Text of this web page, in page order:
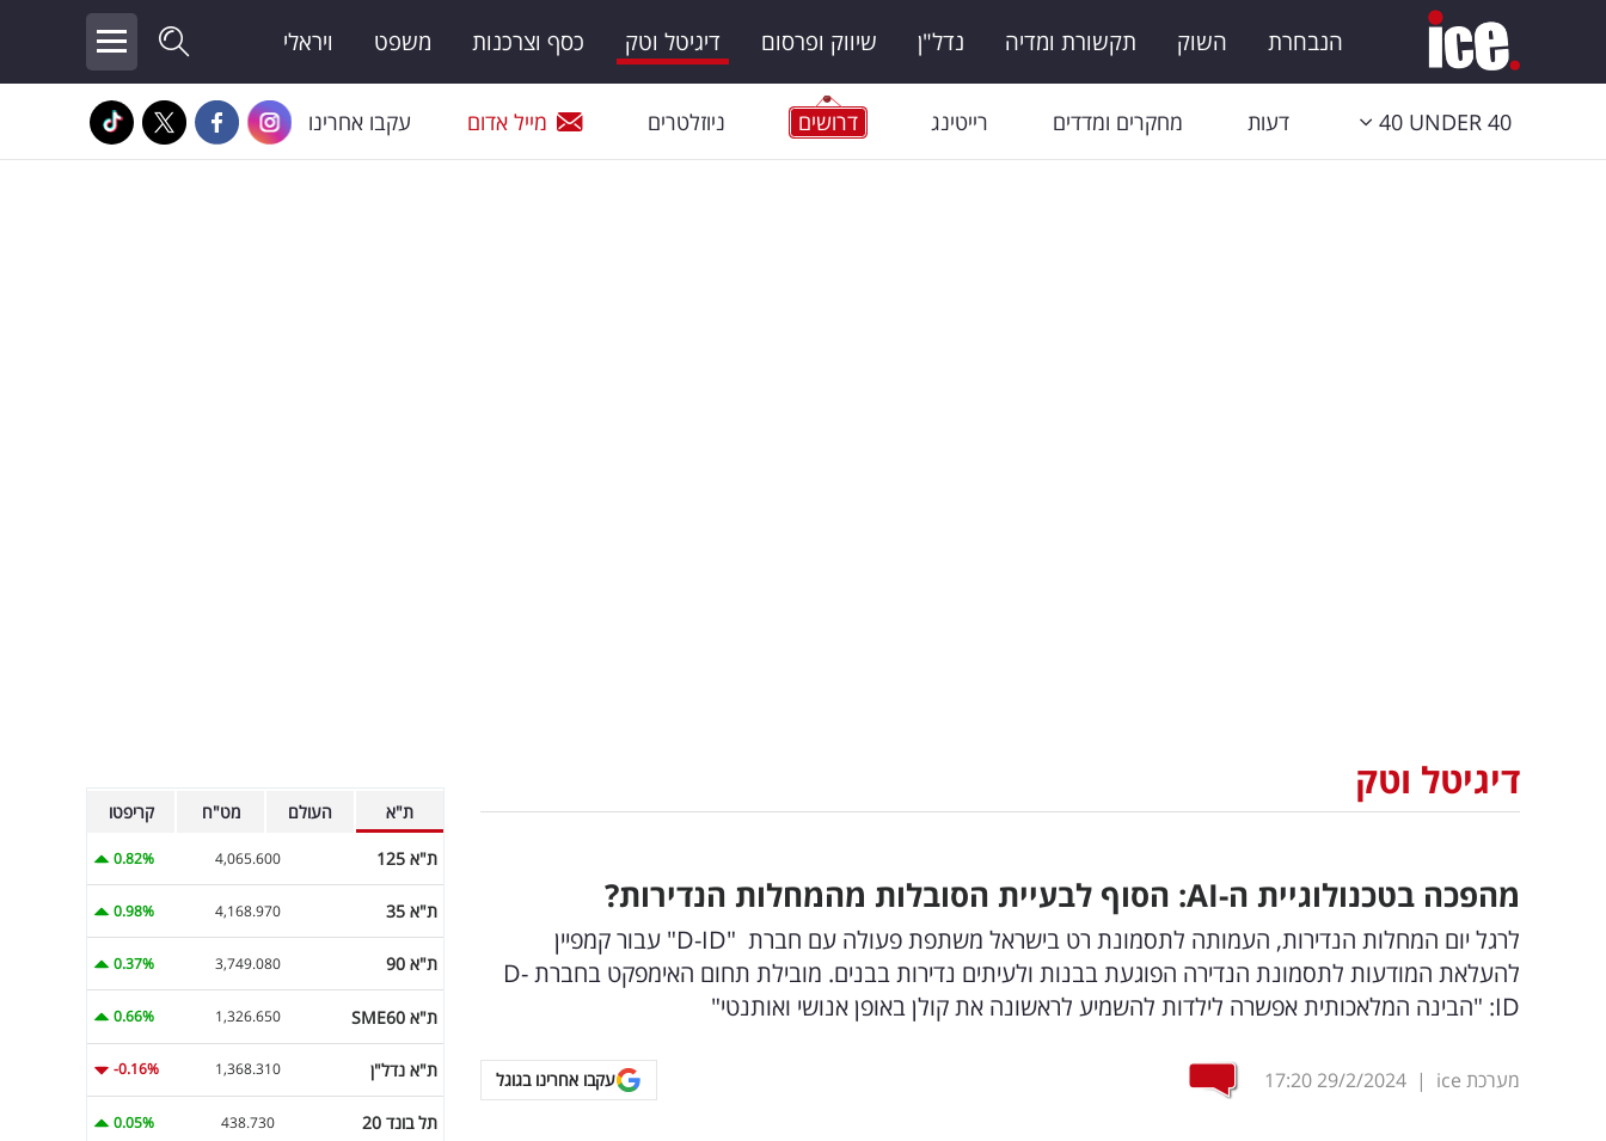
הנבחרת השוק תקשורת ומדיה נדל"ן שיווק ופרסום דיגיטל וטק כסף וצרכנות משפט ויראלי
40 UNDER 40 דעות מחקרים ומדדים רייטינג דרושים ניוזלטרים מייל אדום עקבו אחרינו
דיגיטל וטק
מהפכה בטכנולוגיית ה-AI: הסוף לבעיית הסובלות מהמחלות הנדירות?
לרגל יום המחלות הנדירות, העמותה לתסמונת רט בישראל משתפת פעולה עם חברת "D-ID" עבור קמפיין
להעלאת המודעות לתסמונת הנדירה הפוגעת בבנות ולעיתים נדירות בבנים. מובילת תחום האימפקט בחברת D-
ID: "הבינה המלאכותית אפשרה לילדות להשמיע לראשונה את קולן באופן אנושי ואותנטי"
מערכת ice |
29/2/2024
17:20 עקבו אחרינו בגוגל
ת"א העולם מט"ח קריפטו
ת"א 125 4,065.600
0.82%
ת"א 35 4,168.970
0.98%
ת"א 90 3,749.080
0.37%
ת"א SME60 1,326.650
0.66%
ת"א נדל"ן 1,368.310
-0.16%
תל בונד 20 438.730
0.05%